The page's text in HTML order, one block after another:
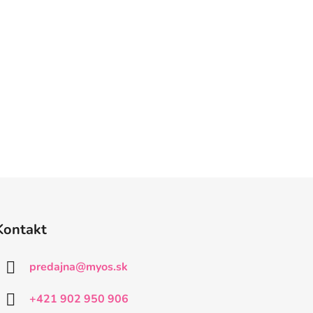
predajna@myos.sk
+421 902 950 906